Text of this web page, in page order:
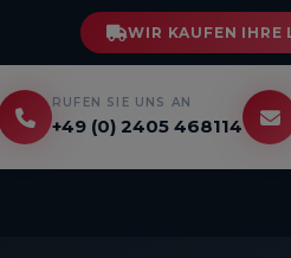
WIR KAUFEN IHRE
RUFEN SIE UNS AN
+49 (0) 2405 468114